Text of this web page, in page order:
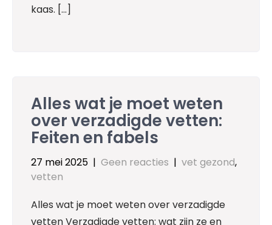
kaas. […]
Alles wat je moet weten
over verzadigde vetten:
Feiten en fabels
27 mei 2025 | Geen reacties | vet gezond,
vetten
Alles wat je moet weten over verzadigde
vetten Verzadigde vetten: wat zijn ze en